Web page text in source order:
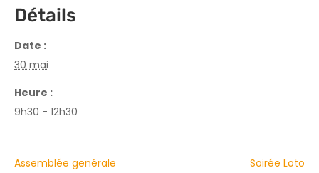
Détails
Date :
30 mai
Heure :
9h30 - 12h30
Assemblée genérale Soirée Loto